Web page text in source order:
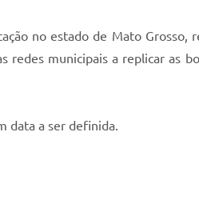
no estado de Mato
redes municipais a replicar as
data a ser definida.